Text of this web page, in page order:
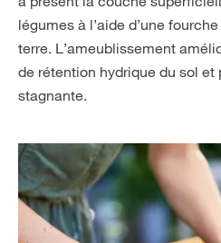
légumes à l’aide d’une
terre. L’ameublissement
de rétention hydrique du sol et
stagnante.